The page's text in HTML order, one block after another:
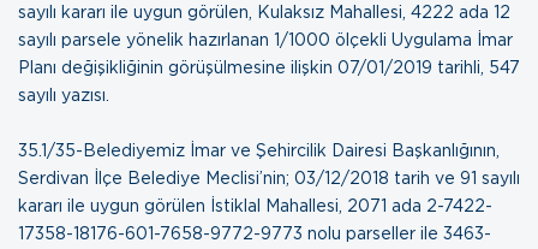
sayılı kararı ile uygun görülen, Kulaksız Mahallesi, 4222 ada 12
sayılı parsele yönelik hazırlanan 1/1000 ölçekli Uygulama İmar
Planı değişikliğinin görüşülmesine ilişkin 07/01/2019 tarihli, 547
sayılı yazısı
35.1/35-Belediyemiz İmar ve Şehircilik Dairesi Başkanlığının,
Serdivan İlçe Belediye Meclisi’nin; 03/12/2018 tarih ve 91 sayılı
kararı ile uygun görülen İstiklal Mahallesi, 2071 ada 2-7422-
17358-18176-601-7658-9772-9773 nolu parseller ile 3463-